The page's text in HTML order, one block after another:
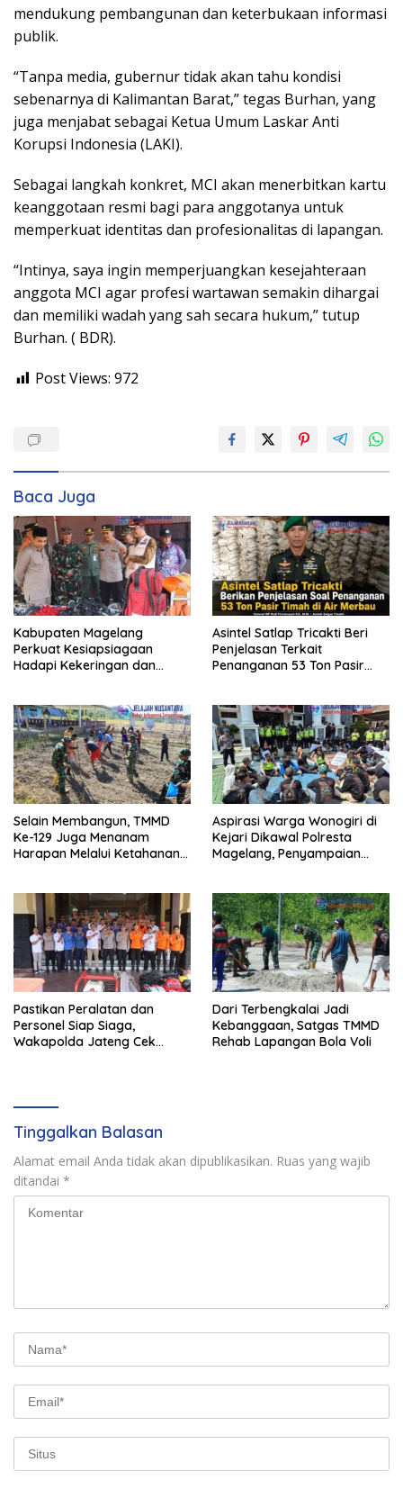
mendukung pembangunan dan keterbukaan informasi
publik.
“Tanpa media, gubernur tidak akan tahu kondisi
sebenarnya di Kalimantan Barat,” tegas Burhan, yang
juga menjabat sebagai Ketua Umum Laskar Anti
Korupsi Indonesia (LAKI).
Sebagai langkah konkret, MCI akan menerbitkan kartu
keanggotaan resmi bagi para anggotanya untuk
memperkuat identitas dan profesionalitas di lapangan.
“Intinya, saya ingin memperjuangkan kesejahteraan
anggota MCI agar profesi wartawan semakin dihargai
dan memiliki wadah yang sah secara hukum,” tutup
Burhan. ( BDR).
Post Views: 972
Baca Juga
Kabupaten Magelang
Perkuat Kesiapsiagaan
Hadapi Kekeringan dan
Asintel Satlap Tricakti Beri
Penjelasan Terkait
Penanganan 53 Ton Pasir
Selain Membangun, TMMD
Ke-129 Juga Menanam
Harapan Melalui Ketahanan
Aspirasi Warga Wonogiri di
Kejari Dikawal Polresta
Magelang, Penyampaian
Pastikan Peralatan dan
Personel Siap Siaga,
Wakapolda Jateng Cek
Dari Terbengkalai Jadi
Kebanggaan, Satgas TMMD
Rehab Lapangan Bola Voli
Tinggalkan Balasan
Alamat email Anda tidak akan dipublikasikan. Ruas yang wajib
ditandai *